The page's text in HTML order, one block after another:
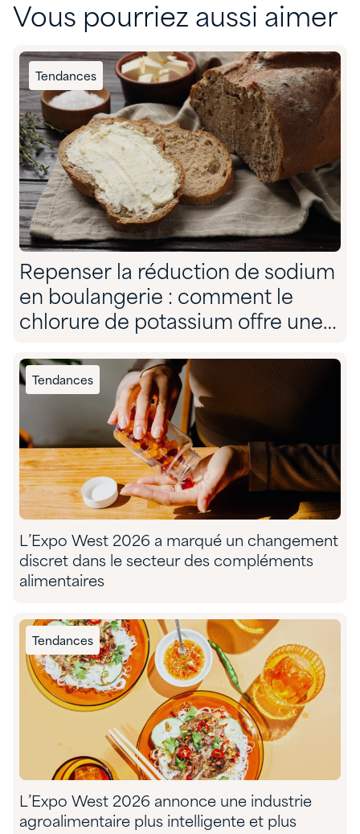
Vous pourriez aussi aimer
Tendances
Repenser la réduction de sodium
en boulangerie : comment le
chlorure de potassium offre une
Tendances
L’Expo West 2026 a marqué un changement
discret dans le secteur des compléments
alimentaires
Tendances
L’Expo West 2026 annonce une industrie
agroalimentaire plus intelligente et plus